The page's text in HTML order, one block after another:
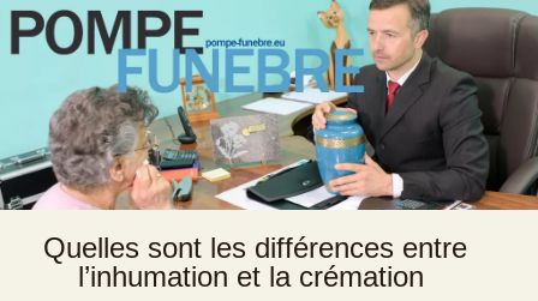
Quelles sont les différences entre
l’inhumation et la crémation